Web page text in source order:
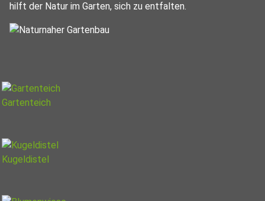
hilft der Natur im Garten, sich zu entfalten.
Gartenteich
Kugeldistel